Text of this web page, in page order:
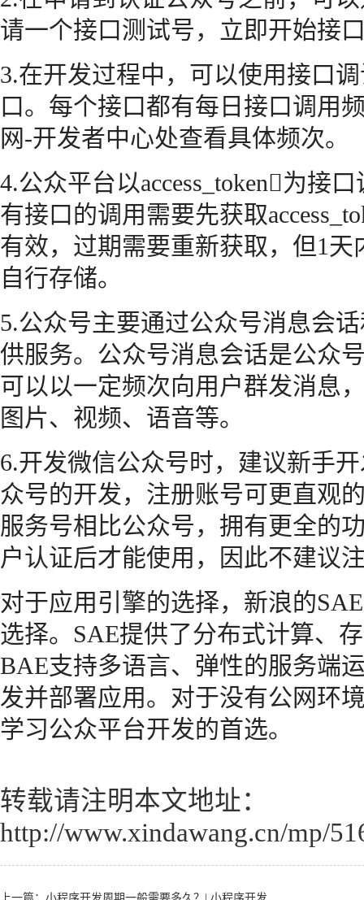
请一个接口测试号，立即开始接
3.在开发过程中，可以使用接口
口。每个接口都有每日接口调用
网-开发者中心处查看具体频次。
4.公众平台以access_token为接
有接口的调用需要先获取
有效，过期需要重新获取，但1
自行存储。
5.公众号主要通过公众号消息会
供服务。公众号消息会话是公众
可以以一定频次向用户群发消息
图片、视频、语音等。
6.开发微信公众号时，建议新手
众号的开发，注册账号可更直观
服务号相比公众号，拥有更全的
户认证后才能使用，因此不建议
对于应用引擎的选择，新浪的
选择。SAE提供了分布式计算、
BAE支持多语言、弹性的服务端
发并部署应用。对于没有公网环
学习公众平台开发的首选。
转载请注明本文地址：
http://www.xindawang.cn/mp/